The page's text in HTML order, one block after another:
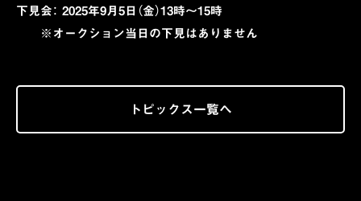
下見会： 2025年9月5日（金）13時～15時
※オークション当日の下見はありません
トピックス一覧へ